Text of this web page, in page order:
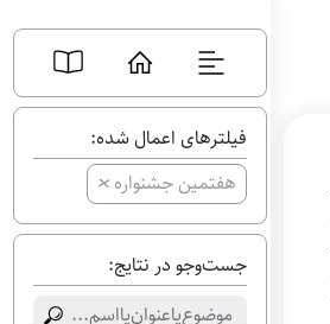
فیلترهای اعمال شده:
هفتمین جشنواره+
جست‌وجو در نتایج: